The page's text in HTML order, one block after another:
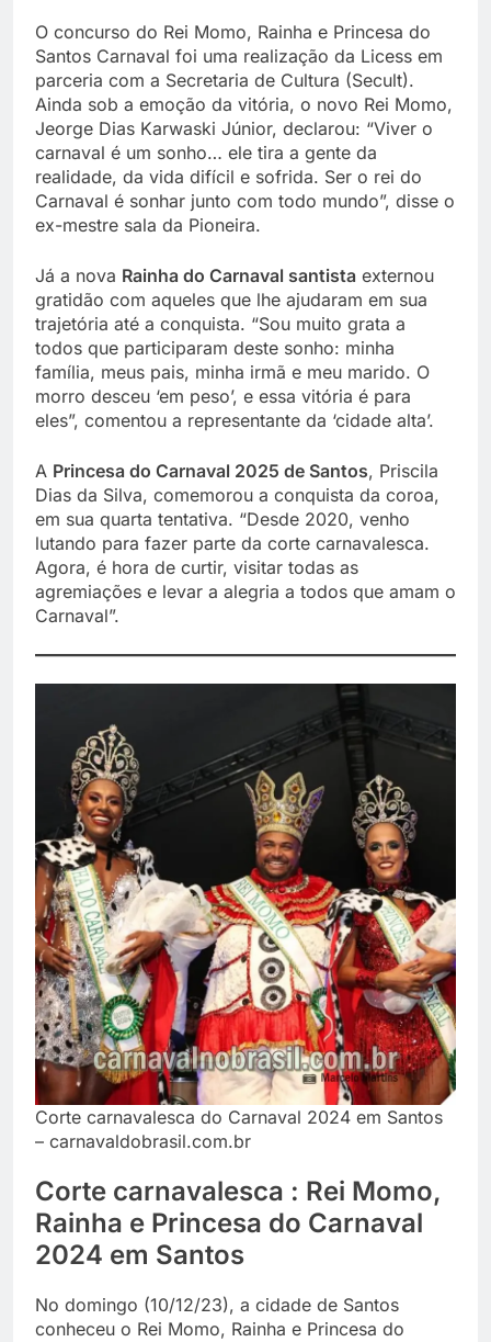
O concurso do Rei Momo, Rainha e Princesa do
Santos Carnaval foi uma realização da Licess em
parceria com a Secretaria de Cultura (Secult).
Ainda sob a emoção da vitória, o novo Rei Momo,
Jeorge Dias Karwaski Júnior, declarou: “Viver o
carnaval é um sonho… ele tira a gente da
realidade, da vida difícil e sofrida. Ser o rei do
Carnaval é sonhar junto com todo mundo”, disse o
ex-mestre sala da Pioneira.
Já a nova Rainha do Carnaval santista externou
gratidão com aqueles que lhe ajudaram em sua
trajetória até a conquista. “Sou muito grata a
todos que participaram deste sonho: minha
família, meus pais, minha irmã e meu marido. O
morro desceu ‘em peso’, e essa vitória é para
eles”, comentou a representante da ‘cidade alta’.
A Princesa do Carnaval 2025 de Santos, Priscila
Dias da Silva, comemorou a conquista da coroa,
em sua quarta tentativa. “Desde 2020, venho
lutando para fazer parte da corte carnavalesca.
Agora, é hora de curtir, visitar todas as
agremiações e levar a alegria a todos que amam o
Carnaval”.
Corte carnavalesca do Carnaval 2024 em Santos
– carnavaldobrasil.com.br
Corte carnavalesca : Rei Momo,
Rainha e Princesa do Carnaval
2024 em Santos
No domingo (10/12/23), a cidade de Santos
conheceu o Rei Momo, Rainha e Princesa do